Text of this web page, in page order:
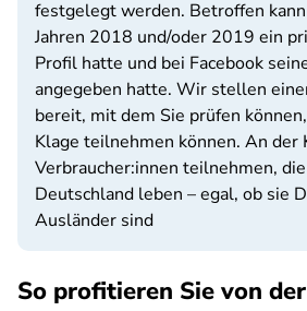
festgelegt werden. Betroffen
Jahren 2018 und/oder 2019 ein
Profil hatte und bei Facebook
angegeben hatte. Wir stellen
bereit, mit dem Sie prüfen
Klage teilnehmen können. An der
Verbraucher:innen teilnehmen,
Deutschland leben – egal, ob sie
Ausländer sind
So profitieren Sie von